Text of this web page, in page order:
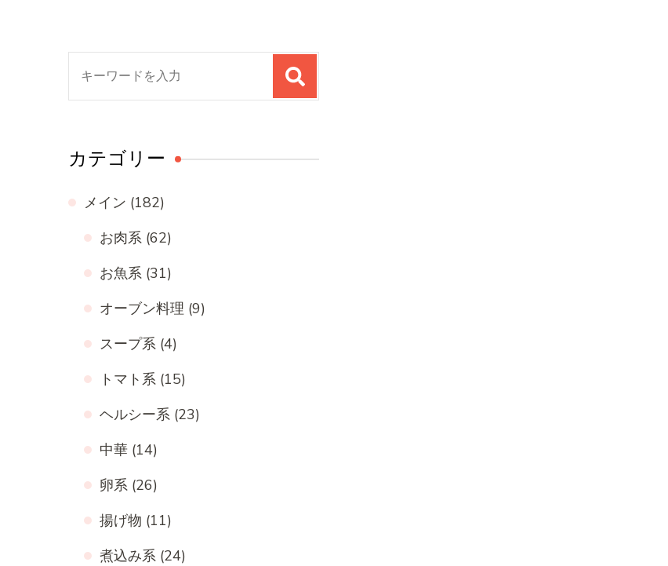
カテゴリー
メイン (182)
お肉系 (62)
お魚系 (31)
オーブン料理 (9)
スープ系 (4)
トマト系 (15)
ヘルシー系 (23)
中華 (14)
卵系 (26)
揚げ物 (11)
煮込み系 (24)